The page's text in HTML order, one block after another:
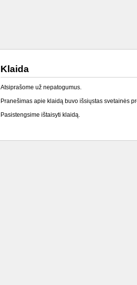
Klaida
Atsiprašome už nepatogumus.
Pranešimas apie klaidą buvo išsiųstas svetainės
Pasistengsime ištaisyti klaidą.